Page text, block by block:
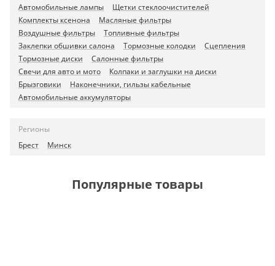
Автомобильные лампы
Щетки стеклоочистителей
Комплекты ксенона
Масляные фильтры
Воздушные фильтры
Топливные фильтры
Заклепки обшивки салона
Тормозные колодки
Сцепления
Тормозные диски
Салонные фильтры
Свечи для авто и мото
Колпаки и заглушки на диски
Брызговики
Наконечники, гильзы кабельные
Автомобильные аккумуляторы
Регионы
Брест
Минск
Популярные товары